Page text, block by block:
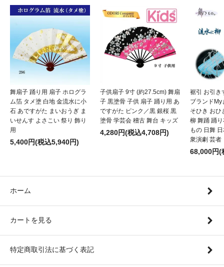
舞扇子 踊り用 扇子 ホログラ
ム箔 タメ塗 白地 金流水に小
石 あですがた まいおうぎ ま
いせんす よさこい 祭り 飾り
用
5,400円(税込5,940円)
子供扇子 9寸 (約27.5cm) 舞扇
子 黒塗骨 子供 扇子 踊り用 あ
ですがた ピンク／黒 銀桜 黒
塗骨 学芸会 稽古 舞台 キッズ
4,280円(税込4,708円)
裾引 お引き
ブランドMy
そひき おひ
柳 舞踊 踊
もの 日舞
衆演劇 芸者
68,000円(
ホーム
カートを見る
特定商取引法に基づく表記